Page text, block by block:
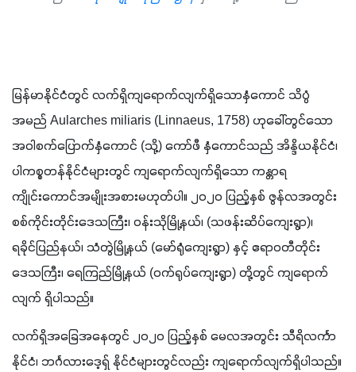
မြန်မာနိုင်ငံတွင် လက်ရှိကျရောက်လျက်ရှိသောနှံကောင် သိပ္ပံ
အမည် Aularches miliaris (Linnaeus, 1758) ဟုခေါ်တွင်သော
အဝါစက်ပြောက်နှံကောင် (သို့) ကော်ဖီ နှံကောင်သည် အိန္ဒိယနိုင်ငံ၊
ပါကစ္စတန်နိုင်ငံများတွင် ကျရောက်လျက်ရှိသော ကန္တာရ
ကျိုင်းကောင်အမျိုးအစားမဟုတ်ပါ။ ၂၀၂၀ ပြည့်နှစ် ဇွန်လအတွင်း
စစ်ကိုင်းတိုင်းဒေသကြီး၊ ဝန်းသိုမြို့နယ်၊ (သဖန်းဆိပ်ကျေးရွာ)၊
ရခိုင်ပြည်နယ်၊ သံတွဲမြို့နယ် (မော်ရုံကျေးရွာ) နှင့် ဧရာဝတီတိုင်း
ဒေသကြီး၊ ရေကြည်မြို့နယ် (ဝက်ရုပ်ကျေးရွာ) တို့တွင် ကျရောက်
လျက် ရှိပါသည်။
လက်ရှိအခြေအနေတွင် ၂၀၂၀ ပြည့်နှစ် မေလအတွင်း သီရိလင်္ကာ
နိုင်ငံ၊ ဘင်္ဂလားဒေ့ရှ် နိုင်ငံများတွင်လည်း ကျရောက်လျက်ရှိပါသည်။